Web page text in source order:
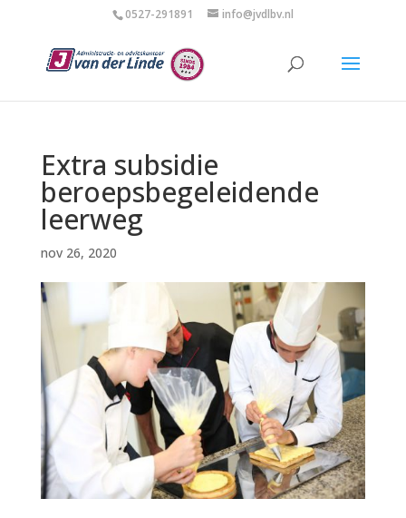
0527-291891 info@jvdlbv.nl
Extra subsidie
beroepsbegeleidende
leerweg
nov 26, 2020